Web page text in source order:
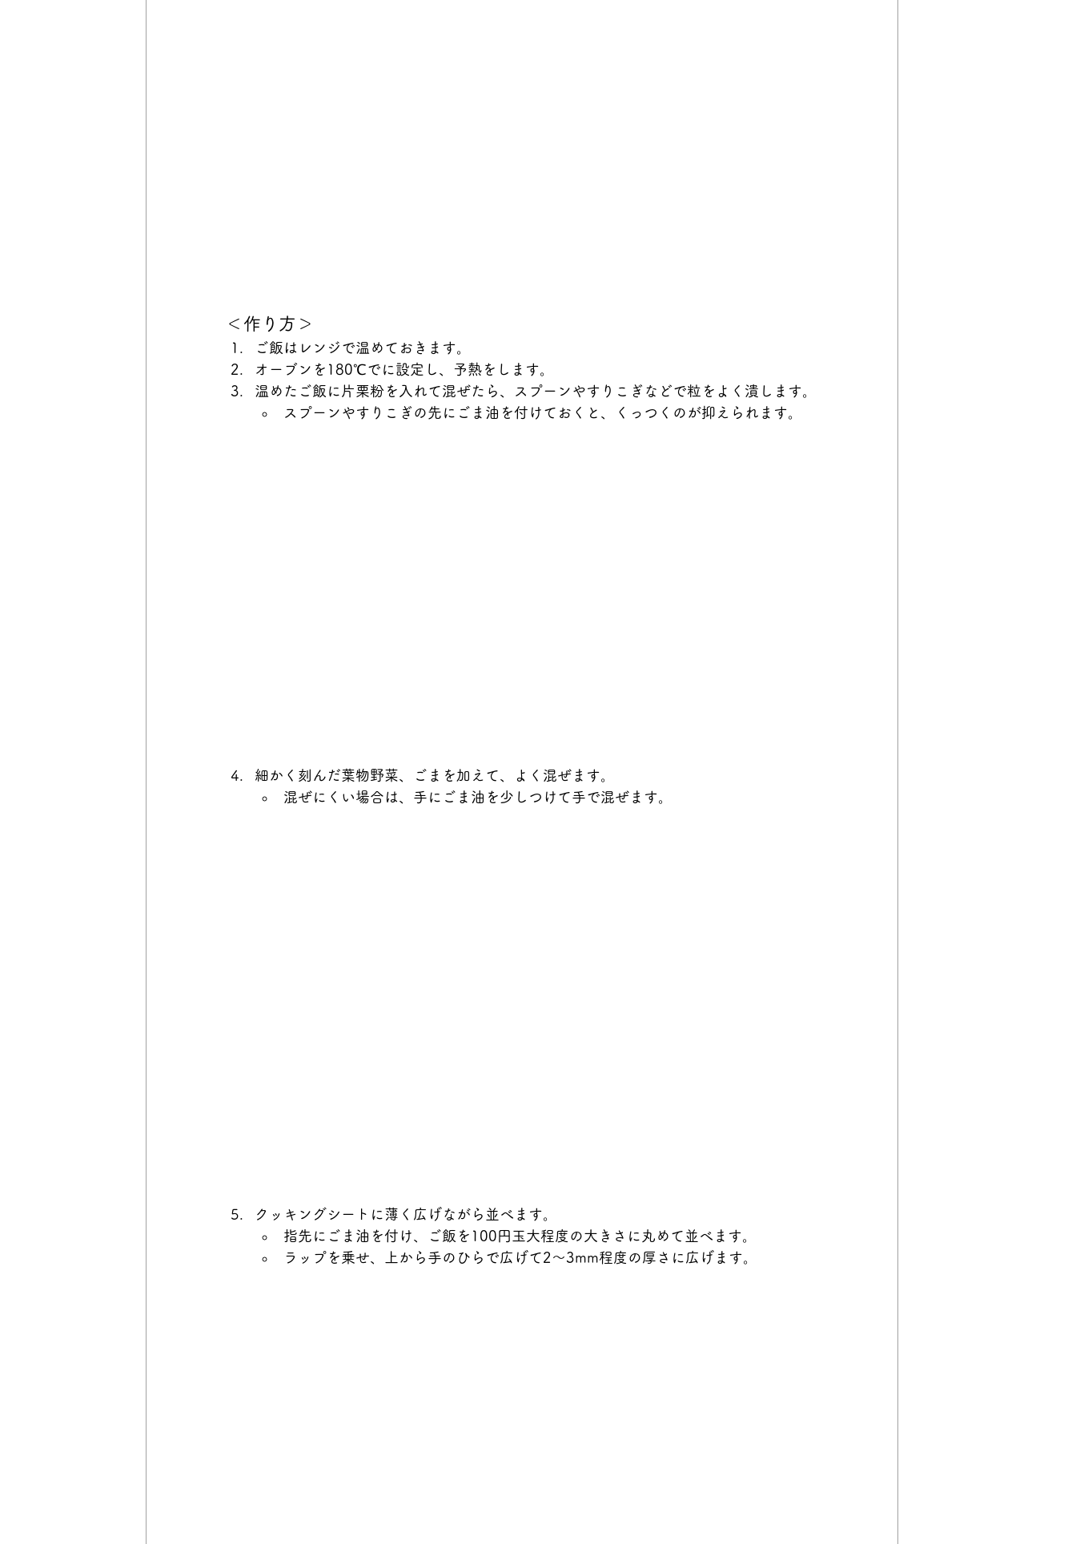
＜作り方＞
ご飯はレンジで温めておきます。
オーブンを180℃でに設定し、予熱をします。
温めたご飯に片栗粉を入れて混ぜたら、スプーンやすりこぎなどで粒をよく潰します。
スプーンやすりこぎの先にごま油を付けておくと、くっつくのが抑えられます。
細かく刻んだ葉物野菜、ごまを加えて、よく混ぜます。
混ぜにくい場合は、手にごま油を少しつけて手で混ぜます。
クッキングシートに薄く広げながら並べます。
指先にごま油を付け、ご飯を100円玉大程度の大きさに丸めて並べます。
ラップを乗せ、上から手のひらで広げて2～3mm程度の厚さに広げます。